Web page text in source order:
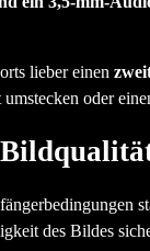
lieber einen
umstecken oder
des Bildes